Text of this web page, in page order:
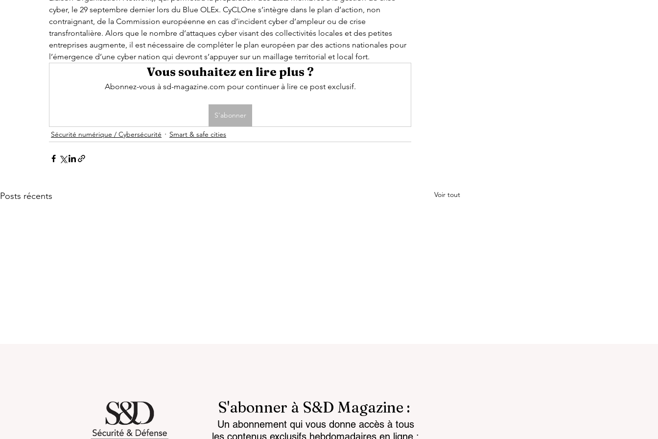
cyber, le 29 septembre dernier lors du Blue OLEx. CyCLOne s’intègre dans le plan d’action, non
contraignant, de la Commission européenne en cas d’incident cyber d’ampleur ou de crise
transfrontalière. Alors que le nombre d’attaques cyber visant des collectivités locales et des petites
entreprises augmente, il est nécessaire de compléter le plan européen par des actions nationales pour
l’émergence d’une cyber nation qui devront s’appuyer sur un maillage territorial et local fort.
Vous souhaitez en lire plus ?
Abonnez-vous à sd-magazine.com pour continuer à lire ce post exclusif.
S'abonner
Sécurité numérique / Cybersécurité Smart & safe cities
Posts récents Voir tout
Les maires face au défi de
Violation de données : la
Cryptographie post-
S'abonner à S&D Magazine :
Un abonnement qui vous donne accès à tous